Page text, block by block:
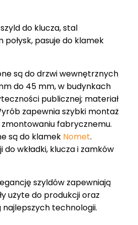
do klucza, stal
pasuje do klamek
są do drzwi wewnętrznych
do 45 mm, w budynkach
publicznej; materiał
zapewnia szybki montaż
fabrycznemu.
są do klamek Nomet.
do wkładki, klucza i zamków
szyldów zapewniają
użyte do produkcji oraz
najlepszych technologii.